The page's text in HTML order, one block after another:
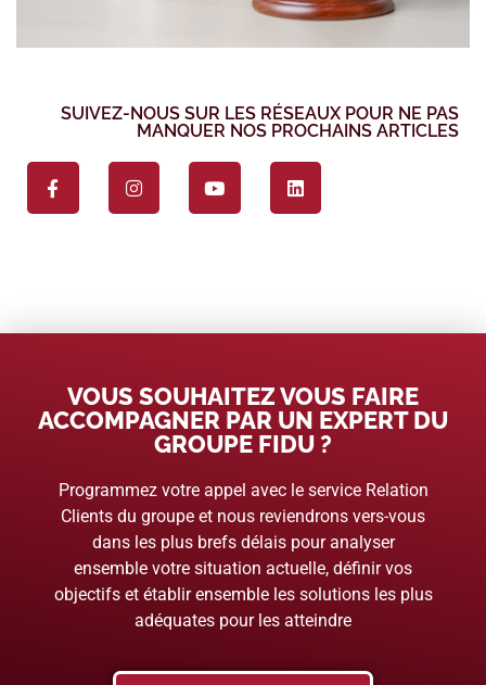
SUIVEZ-NOUS SUR LES RÉSEAUX POUR NE PAS
MANQUER NOS PROCHAINS ARTICLES
VOUS SOUHAITEZ VOUS FAIRE
ACCOMPAGNER PAR UN EXPERT DU
GROUPE FIDU ?
Programmez votre appel avec le service Relation
Clients du groupe et nous reviendrons vers-vous
dans les plus brefs délais pour analyser
ensemble votre situation actuelle, définir vos
objectifs et établir ensemble les solutions les plus
adéquates pour les atteindre